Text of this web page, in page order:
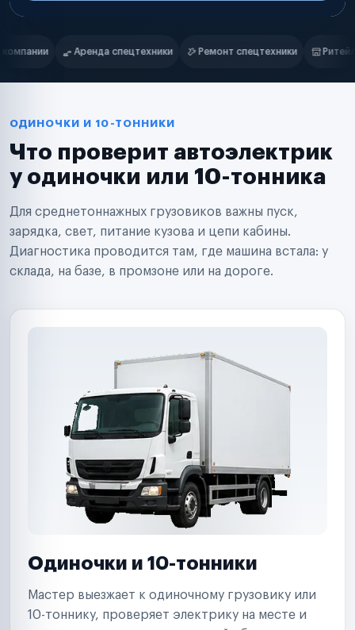
Нам доверяют
Ремонт спецтехники Ритейл-сети Управляющие
Маркетплейсы
Таксопарки
Автодилеры
Поставщики запчастей
Аренда спецтехники
Ремонт спецтехники
Ритейл-сети
Управляющие компании
Страховые компании
ОДИНОЧКИ И 10-ТОННИКИ
Что проверит автоэлектрик
у одиночки или 10-тонника
Для среднетоннажных грузовиков важны пуск,
зарядка, свет, питание кузова и цепи кабины.
Диагностика проводится там, где машина встала: у
склада, на базе, в промзоне или на дороге.
Одиночки и 10-тонники
Мастер выезжает к одиночному грузовику или
10-тоннику, проверяет электрику на месте и